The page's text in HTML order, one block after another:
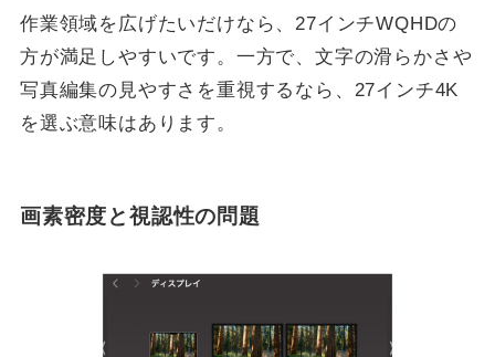
作業領域を広げたいだけなら、27インチWQHDの
方が満足しやすいです。一方で、文字の滑らかさや
写真編集の見やすさを重視するなら、27インチ4K
を選ぶ意味はあります。
画素密度と視認性の問題